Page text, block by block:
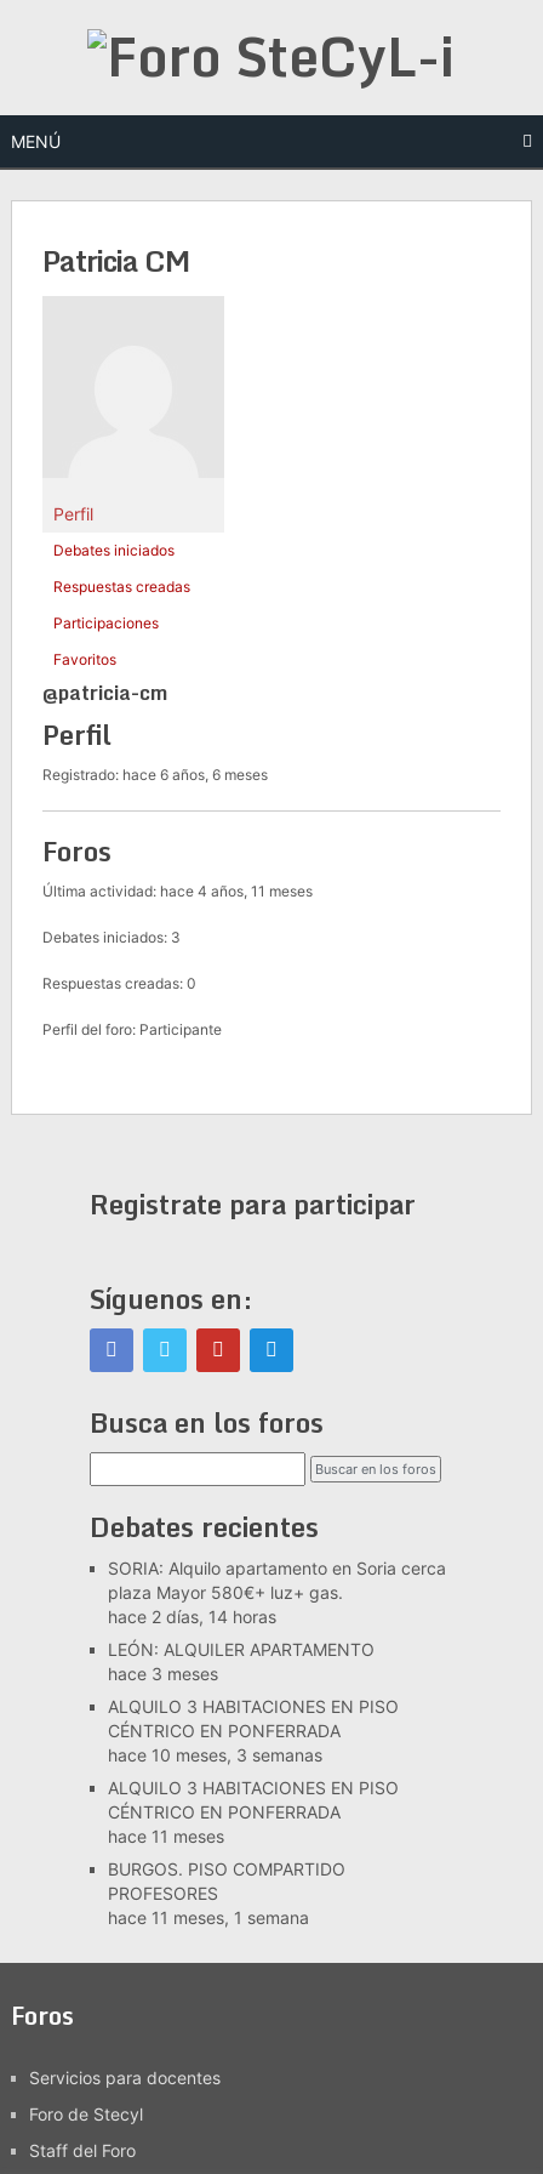
MENÚ
Patricia CM
Perfil
Debates iniciados
Respuestas creadas
Participaciones
Favoritos
@patricia-cm
Perfil
Registrado: hace 6 años, 6 meses
Foros
Última actividad: hace 4 años, 11 meses
Debates iniciados: 3
Respuestas creadas: 0
Perfil del foro: Participante
Registrate para participar
Síguenos en:
Busca en los foros
Debates recientes
SORIA: Alquilo apartamento en Soria cerca
plaza Mayor 580€+ luz+ gas.
hace 2 días, 14 horas
LEÓN: ALQUILER APARTAMENTO
hace 3 meses
ALQUILO 3 HABITACIONES EN PISO
CÉNTRICO EN PONFERRADA
hace 10 meses, 3 semanas
ALQUILO 3 HABITACIONES EN PISO
CÉNTRICO EN PONFERRADA
hace 11 meses
BURGOS. PISO COMPARTIDO
PROFESORES
hace 11 meses, 1 semana
Foros
Servicios para docentes
Foro de Stecyl
Staff del Foro